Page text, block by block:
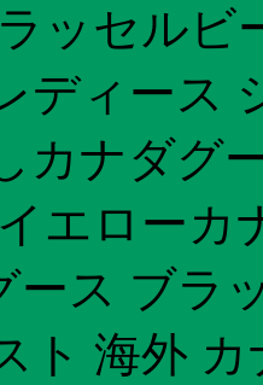
ッセルビ
ディース
カナダグ
エローカ
ース ブラ
ト 海外